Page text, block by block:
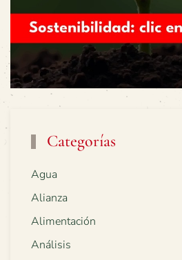
Categorías
Agua
Alianza
Alimentación
Análisis